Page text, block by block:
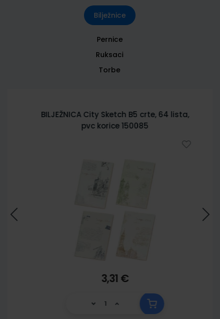
Bilježnice
Pernice
Ruksaci
Torbe
BILJEŽNICA City Sketch B5 crte, 64 lista,
pvc korice 150085
3,31 €